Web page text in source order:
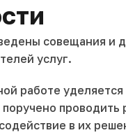
совещания и
услуг.
работе
в их